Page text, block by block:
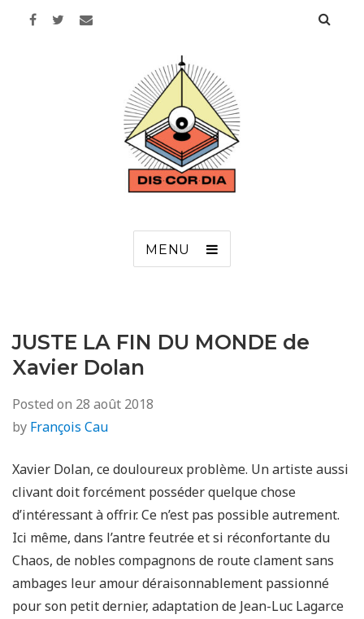
MENU
JUSTE LA FIN DU MONDE de
Xavier Dolan
Posted on 28 août 2018
by François Cau
Xavier Dolan, ce douloureux problème. Un artiste aussi
clivant doit forcément posséder quelque chose
d’intéressant à offrir. Ce n’est pas possible autrement.
Ici même, dans l’antre feutrée et si réconfortante du
Chaos, de nobles compagnons de route clament sans
ambages leur amour déraisonnablement passionné
pour son petit dernier, adaptation de Jean-Luc Lagarce